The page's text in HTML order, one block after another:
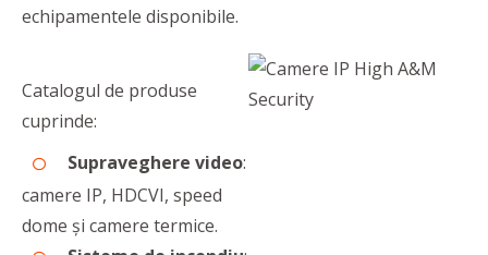
echipamentele disponibile.
Catalogul de produse
cuprinde:
Supraveghere video:
camere IP, HDCVI, speed
dome și camere termice.